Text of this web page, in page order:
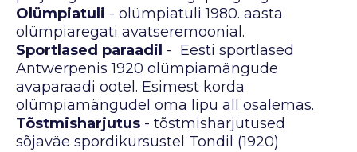
Olümpiatuli - olümpiatuli 1980. aasta
olümpiaregati avatseremoonial.
Sportlased paraadil - Eesti sportlased
Antwerpenis 1920 olümpiamängude
avaparaadi ootel. Esimest korda
olümpiamängudel oma lipu all osalemas.
Tõstmisharjutus - tõstmisharjutused
sõjaväe spordikursustel Tondil (1920)